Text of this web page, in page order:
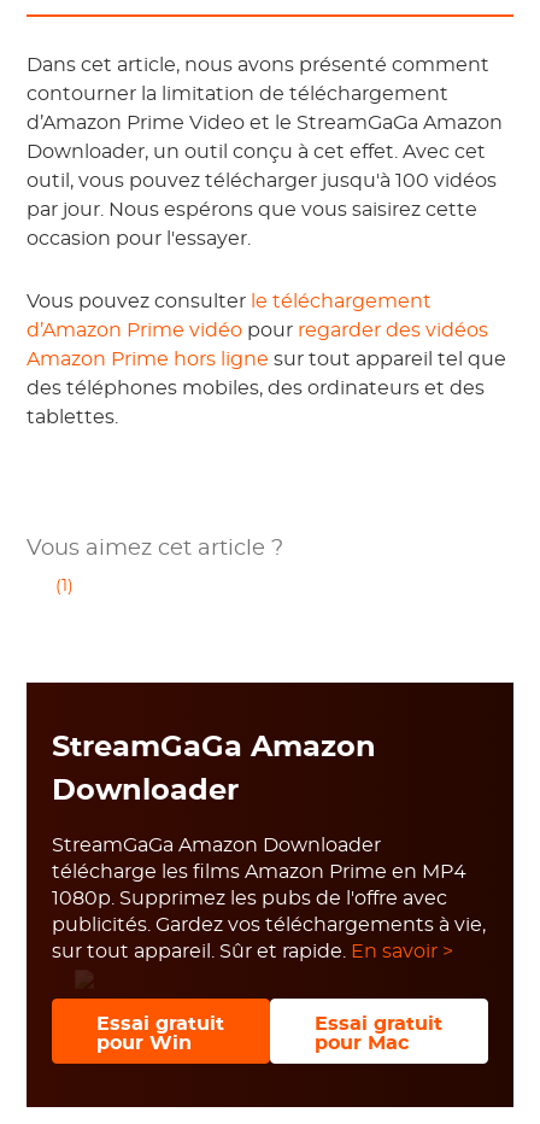
Dans cet article, nous avons présenté comment
contourner la limitation de téléchargement
d’Amazon Prime Video et le StreamGaGa Amazon
Downloader, un outil conçu à cet effet. Avec cet
outil, vous pouvez télécharger jusqu'à 100 vidéos
par jour. Nous espérons que vous saisirez cette
occasion pour l'essayer.
Vous pouvez consulter le téléchargement
d’Amazon Prime vidéo pour regarder des vidéos
Amazon Prime hors ligne sur tout appareil tel que
des téléphones mobiles, des ordinateurs et des
tablettes.
Vous aimez cet article ?
(1)
StreamGaGa Amazon
Downloader
StreamGaGa Amazon Downloader
télécharge les films Amazon Prime en MP4
1080p. Supprimez les pubs de l'offre avec
publicités. Gardez vos téléchargements à vie,
sur tout appareil. Sûr et rapide. En savoir >
Essai gratuit
pour Win
Essai gratuit
pour Mac